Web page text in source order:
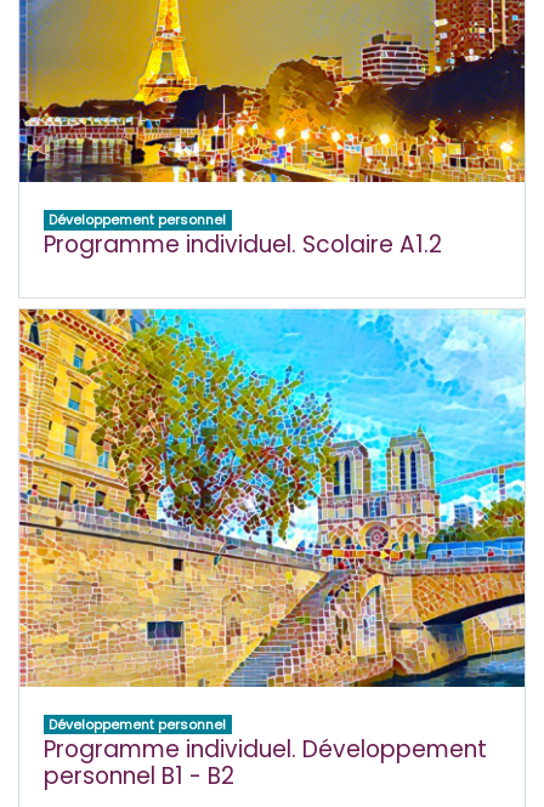
Développement personnel
Programme individuel. Scolaire A1.2
Développement personnel
Programme individuel. Développement
personnel B1 - B2